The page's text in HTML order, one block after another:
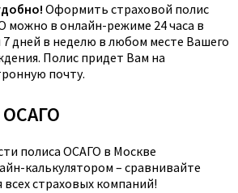
Оформить страховой полис
можно в онлайн-режиме 24 часа в
7 дней в неделю в любом месте Вашего
Полис придет Вам на
почту.
ОСАГО
полиса ОСАГО в Москве
калькулятором – сравнивайте
страховых компаний!